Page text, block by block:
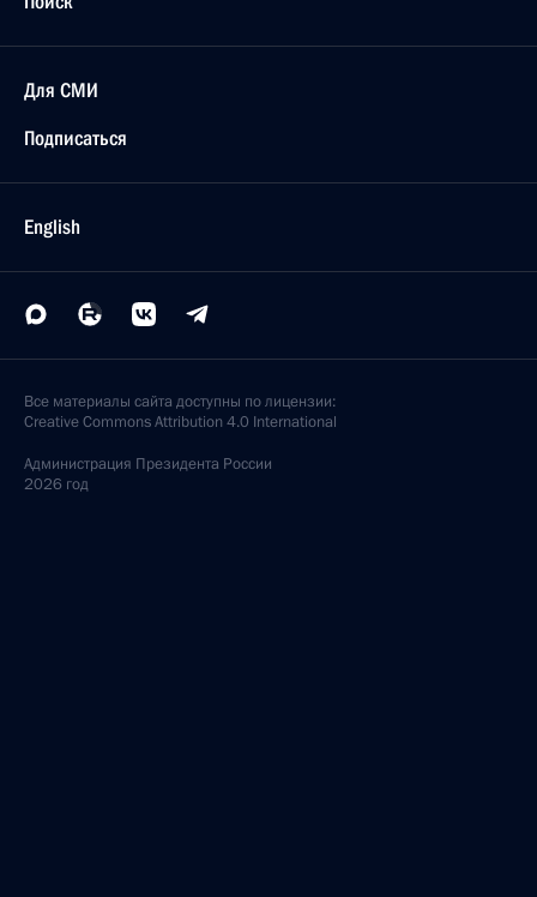
Для СМИ
Подписаться
English
Все материалы сайта доступны по лицензии:
Creative Commons Attribution 4.0 International
Администрация Президента России
2026 год